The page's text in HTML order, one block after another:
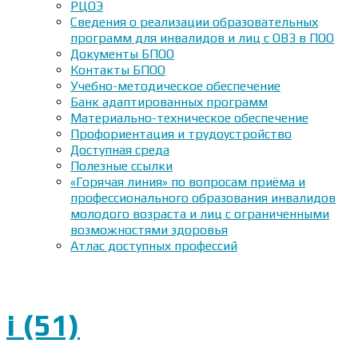
РЦОЭ
Сведения о реализации образовательных
программ для инвалидов и лиц с ОВЗ в ПОО
Документы БПОО
Контакты БПОО
Учебно-методическое обеспечение
Банк адаптированных программ
Материально-техническое обеспечение
Профориентация и трудоустройство
Доступная среда
Полезные ссылки
«Горячая линия» по вопросам приёма и
профессионального образования инвалидов
молодого возраста и лиц с ограниченными
возможностями здоровья
Атлас доступных профессий
i (51)